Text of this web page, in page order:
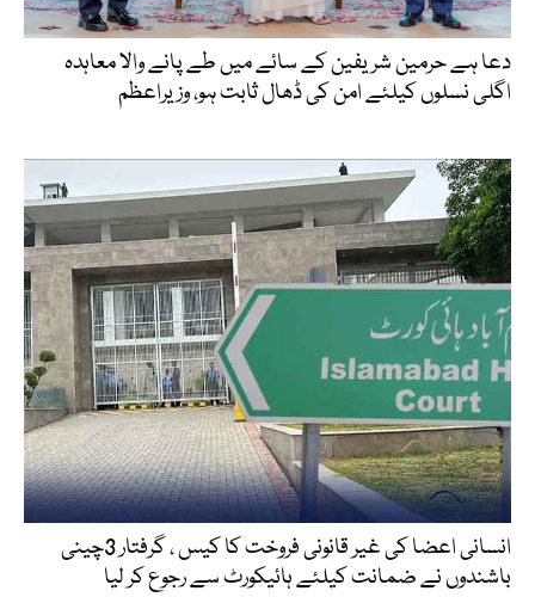
دعا ہے حرمین شریفین کے سائے میں طے پانے والا معاہدہ
اگلی نسلوں کیلئے امن کی ڈھال ثابت ہو، وزیراعظم
انسانی اعضا کی غیر قانونی فروخت کا کیس ، گرفتار 3چینی
باشندوں نے ضمانت کیلئے ہائیکورٹ سے رجوع کر لیا